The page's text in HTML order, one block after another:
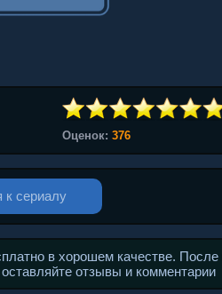
Оценок: 376
к сериалу
в хорошем качестве. После
отзывы и комментарии